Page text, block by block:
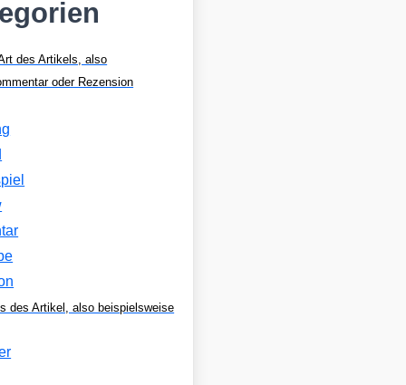
des Artikels, also
oder Rezension
des Artikel, also beispielsweise